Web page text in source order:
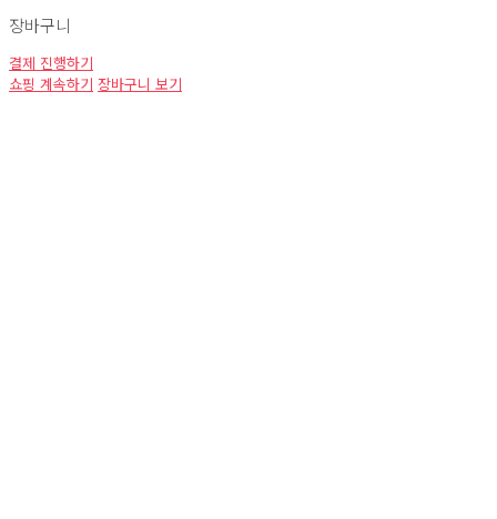
장바구니
결제 진행하기
쇼핑 계속하기 장바구니 보기